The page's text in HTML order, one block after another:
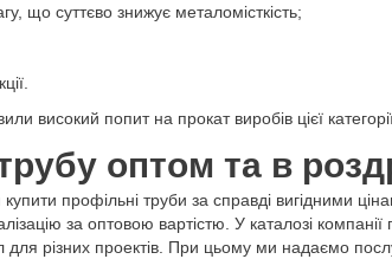
що суттєво знижує металомісткість;
високий попит на прокат виробів цієї
оптом та в
профільні труби за справді вигідними
за оптовою вартістю. У каталозі
різних проектів. При цьому ми надаємо